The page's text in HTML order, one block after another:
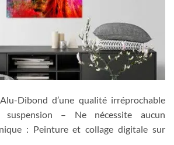
Dibond d’une qualité irréprochable
– Ne nécessite aucun
: Peinture et collage digitale sur